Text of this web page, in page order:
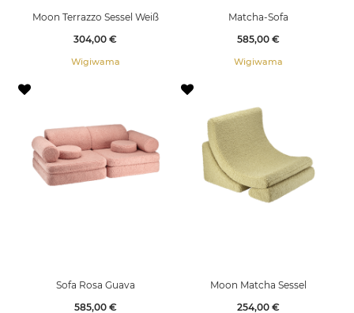
Moon Terrazzo Sessel Weiß
Preis
304,00 €
Wigiwama
Matcha-Sofa
Preis
585,00 €
Wigiwama
Sofa Rosa Guava
Preis
585,00 €
Moon Matcha Sessel
Preis
254,00 €